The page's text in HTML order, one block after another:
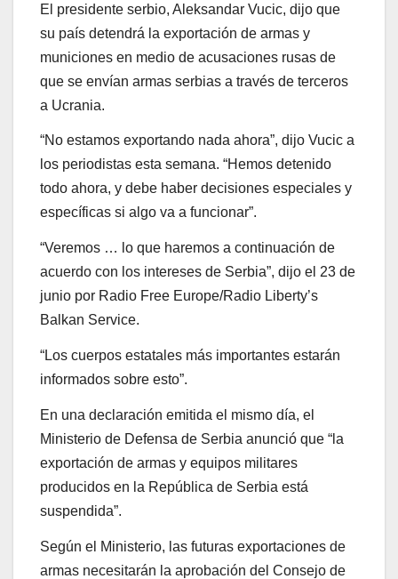
El presidente serbio, Aleksandar Vucic, dijo que
su país detendrá la exportación de armas y
municiones en medio de acusaciones rusas de
que se envían armas serbias a través de terceros
a Ucrania.
“No estamos exportando nada ahora”, dijo Vucic a
los periodistas esta semana. “Hemos detenido
todo ahora, y debe haber decisiones especiales y
específicas si algo va a funcionar”.
“Veremos … lo que haremos a continuación de
acuerdo con los intereses de Serbia”, dijo el 23 de
junio por Radio Free Europe/Radio Liberty’s
Balkan Service.
“Los cuerpos estatales más importantes estarán
informados sobre esto”.
En una declaración emitida el mismo día, el
Ministerio de Defensa de Serbia anunció que “la
exportación de armas y equipos militares
producidos en la República de Serbia está
suspendida”.
Según el Ministerio, las futuras exportaciones de
armas necesitarán la aprobación del Consejo de